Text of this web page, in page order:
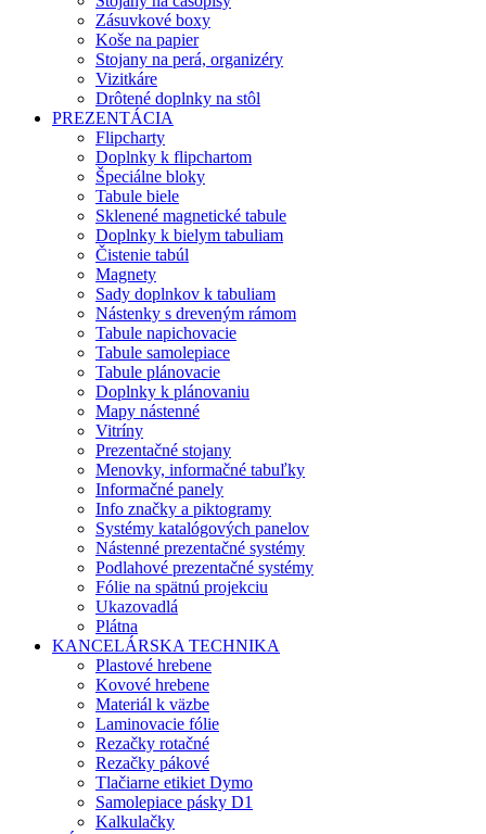
Zásuvkové boxy
Koše na papier
Stojany na perá, organizéry
Vizitkáre
Drôtené doplnky na stôl
PREZENTÁCIA
Flipcharty
Doplnky k flipchartom
Špeciálne bloky
Tabule biele
Sklenené magnetické tabule
Doplnky k bielym tabuliam
Čistenie tabúl
Magnety
Sady doplnkov k tabuliam
Nástenky s dreveným rámom
Tabule napichovacie
Tabule samolepiace
Tabule plánovacie
Doplnky k plánovaniu
Mapy nástenné
Vitríny
Prezentačné stojany
Menovky, informačné tabuľky
Informačné panely
Info značky a piktogramy
Systémy katalógových panelov
Nástenné prezentačné systémy
Podlahové prezentačné systémy
Fólie na spätnú projekciu
Ukazovadlá
Plátna
KANCELÁRSKA TECHNIKA
Plastové hrebene
Kovové hrebene
Materiál k väzbe
Laminovacie fólie
Rezačky rotačné
Rezačky pákové
Tlačiarne etikiet Dymo
Samolepiace pásky D1
Kalkulačky